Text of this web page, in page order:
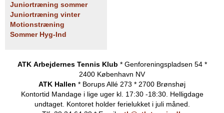
Juniortræning sommer
Juniortræning vinter
Motionstræning
Sommer Hyg-Ind
ATK Arbejdernes Tennis Klub * Genforeningspladsen 54 *
2400 København NV
ATK Hallen * Borups Allé 273 * 2700 Brønshøj
Kontortid Mandage i lige uger kl. 17:30 -18:30. Helligdage
undtaget. Kontoret holder ferielukket i juli måned.